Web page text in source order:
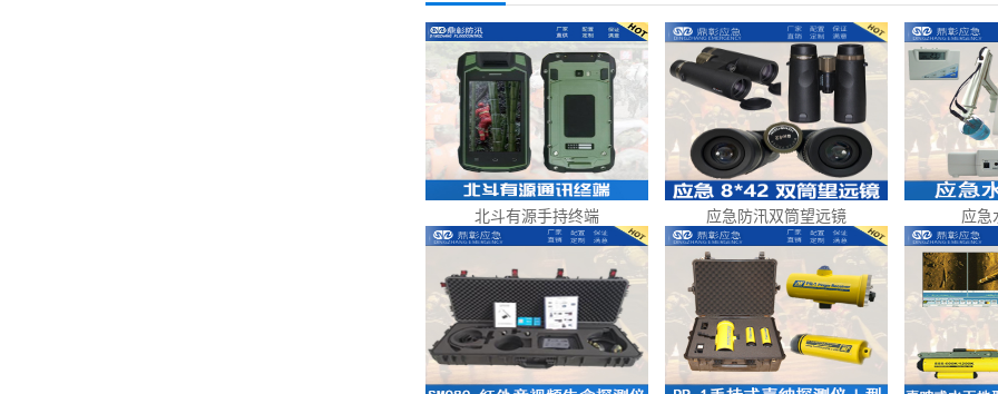
北斗有源手持终端 应急防汛双筒望远镜 应急